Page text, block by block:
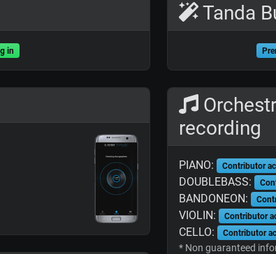
in
Tanda
recording
PIANO: Contributor
DOUBLEBASS:
BANDONEON:
VIOLIN: Contributor
CELLO: Contributor
* Non guaranteed